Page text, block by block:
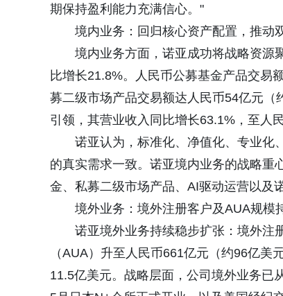
期保持盈利能力充满信心。"
境内业务：回归核心资产配置，推动
境内业务方面，诺亚成功将战略资源
比增长21.8%。人民币公募基金产品交易
募二级市场产品交易额达人民币54亿元
引领，其营业收入同比增长63.1%，至人
诺亚认为，标准化、净值化、专业化
的真实需求一致。诺亚境内业务的战略重
金、私募二级市场产品、AI驱动运营以及
境外业务：境外注册客户及AUA规模
诺亚境外业务持续稳步扩张：境外注
（AUA）升至人民币661亿元（约96亿
11.5亿美元。战略层面，公司境外业务已